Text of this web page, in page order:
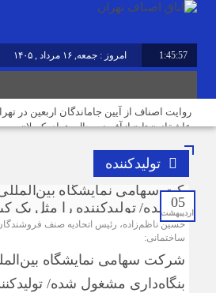
1:45:58 امروز : جمعه, ۱۶ مرداد , ۱۴۰۵
روایت اصناف از آیین جاماندگان اربعین در
عاشقانه» تا «بازآفرینی حال‌وهوای کربلا»
نوسازی صنعت، ارتقای کیفیت و توسعه
محیط‌زیست، مسیر آینده صنف
مردم افزایش بی رویه قیمت اجاره‌بها را از
املاک می‌بینند؛ این در حالی است که ما در
بی‌گناهیم
تولیدکننده
05
اردیبهشت
حسین ناظم‌زاده، رئیس اتحادیه صنف
ساختمانی:
شرکت سهامی نمایشگاه‌
بنگاه‌داری مشغول شده/